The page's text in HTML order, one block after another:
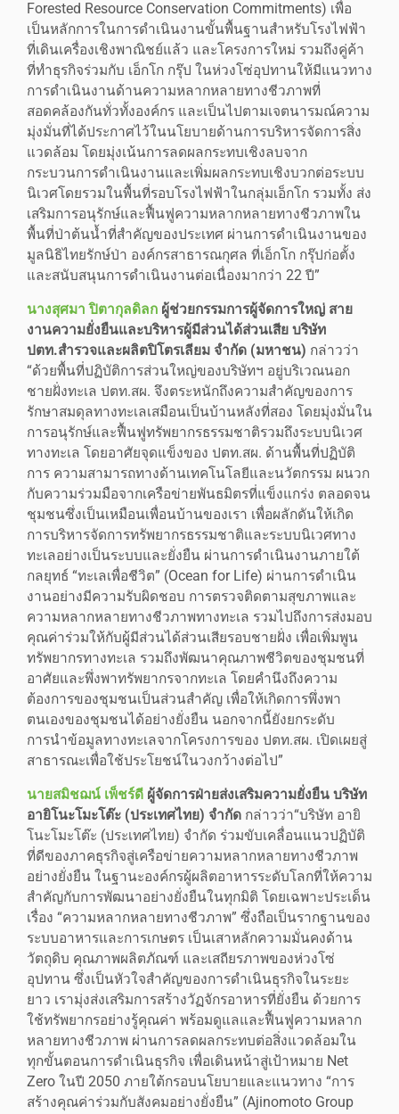
Forested Resource Conservation Commitments) เพื่อ
เป็นหลักการในการดำเนินงานขั้นพื้นฐานสำหรับโรงไฟฟ้า
ที่เดินเครื่องเชิงพาณิชย์แล้ว และโครงการใหม่ รวมถึงคู่ค้า
ที่ทำธุรกิจร่วมกับ เอ็กโก กรุ๊ป ในห่วงโซ่อุปทานให้มีแนวทาง
การดำเนินงานด้านความหลากหลายทางชีวภาพที่
สอดคล้องกันทั่วทั้งองค์กร และเป็นไปตามเจตนารมณ์ความ
มุ่งมั่นที่ได้ประกาศไว้ในนโยบายด้านการบริหารจัดการสิ่ง
แวดล้อม โดยมุ่งเน้นการลดผลกระทบเชิงลบจาก
กระบวนการดำเนินงานและเพิ่มผลกระทบเชิงบวกต่อระบบ
นิเวศโดยรวมในพื้นที่รอบโรงไฟฟ้าในกลุ่มเอ็กโก รวมทั้ง ส่ง
เสริมการอนุรักษ์และฟื้นฟูความหลากหลายทางชีวภาพใน
พื้นที่ป่าต้นน้ำที่สำคัญของประเทศ ผ่านการดำเนินงานของ
มูลนิธิไทยรักษ์ป่า องค์กรสาธารณกุศล ที่เอ็กโก กรุ๊ปก่อตั้ง
และสนับสนุนการดำเนินงานต่อเนื่องมากว่า 22 ปี”
นางสุศมา ปิตากุลดิลก ผู้ช่วยกรรมการผู้จัดการใหญ่ สาย
งานความยั่งยืนและบริหารผู้มีส่วนได้ส่วนเสีย บริษัท
ปตท.สำรวจและผลิตปิโตรเลียม จำกัด (มหาชน) กล่าวว่า
“ด้วยพื้นที่ปฏิบัติการส่วนใหญ่ของบริษัทฯ อยู่บริเวณนอก
ชายฝั่งทะเล ปตท.สผ. จึงตระหนักถึงความสำคัญของการ
รักษาสมดุลทางทะเลเสมือนเป็นบ้านหลังที่สอง โดยมุ่งมั่นใน
การอนุรักษ์และฟื้นฟูทรัพยากรธรรมชาติรวมถึงระบบนิเวศ
ทางทะเล โดยอาศัยจุดแข็งของ ปตท.สผ. ด้านพื้นที่ปฏิบัติ
การ ความสามารถทางด้านเทคโนโลยีและนวัตกรรม ผนวก
กับความร่วมมือจากเครือข่ายพันธมิตรที่แข็งแกร่ง ตลอดจน
ชุมชนซึ่งเป็นเหมือนเพื่อนบ้านของเรา เพื่อผลักดันให้เกิด
การบริหารจัดการทรัพยากรธรรมชาติและระบบนิเวศทาง
ทะเลอย่างเป็นระบบและยั่งยืน ผ่านการดำเนินงานภายใต้
กลยุทธ์ “ทะเลเพื่อชีวิต” (Ocean for Life) ผ่านการดำเนิน
งานอย่างมีความรับผิดชอบ การตรวจติดตามสุขภาพและ
ความหลากหลายทางชีวภาพทางทะเล รวมไปถึงการส่งมอบ
คุณค่าร่วมให้กับผู้มีส่วนได้ส่วนเสียรอบชายฝั่ง เพื่อเพิ่มพูน
ทรัพยากรทางทะเล รวมถึงพัฒนาคุณภาพชีวิตของชุมชนที่
อาศัยและพึ่งพาทรัพยากรจากทะเล โดยคำนึงถึงความ
ต้องการของชุมชนเป็นส่วนสำคัญ เพื่อให้เกิดการพึ่งพา
ตนเองของชุมชนได้อย่างยั่งยืน นอกจากนี้ยังยกระดับ
การนำข้อมูลทางทะเลจากโครงการของ ปตท.สผ. เปิดเผยสู่
สาธารณะเพื่อใช้ประโยชน์ในวงกว้างต่อไป”
นายสมิชฌน์ เพ็ชร์ดี ผู้จัดการฝ่ายส่งเสริมความยั่งยืน บริษัท
อายิโนะโมะโต๊ะ (ประเทศไทย) จำกัด กล่าวว่า“บริษัท อายิ
โนะโมะโต๊ะ (ประเทศไทย) จำกัด ร่วมขับเคลื่อนแนวปฏิบัติ
ที่ดีของภาคธุรกิจสู่เครือข่ายความหลากหลายทางชีวภาพ
อย่างยั่งยืน ในฐานะองค์กรผู้ผลิตอาหารระดับโลกที่ให้ความ
สำคัญกับการพัฒนาอย่างยั่งยืนในทุกมิติ โดยเฉพาะประเด็น
เรื่อง “ความหลากหลายทางชีวภาพ” ซึ่งถือเป็นรากฐานของ
ระบบอาหารและการเกษตร เป็นเสาหลักความมั่นคงด้าน
วัตถุดิบ คุณภาพผลิตภัณฑ์ และเสถียรภาพของห่วงโซ่
อุปทาน ซึ่งเป็นหัวใจสำคัญของการดำเนินธุรกิจในระยะ
ยาว เรามุ่งส่งเสริมการสร้างวัฏจักรอาหารที่ยั่งยืน ด้วยการ
ใช้ทรัพยากรอย่างรู้คุณค่า พร้อมดูแลและฟื้นฟูความหลาก
หลายทางชีวภาพ ผ่านการลดผลกระทบต่อสิ่งแวดล้อมใน
ทุกขั้นตอนการดำเนินธุรกิจ เพื่อเดินหน้าสู่เป้าหมาย Net
Zero ในปี 2050 ภายใต้กรอบนโยบายและแนวทาง “การ
สร้างคุณค่าร่วมกับสังคมอย่างยั่งยืน” (Ajinomoto Group